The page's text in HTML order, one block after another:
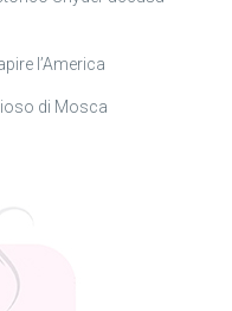
l’America
di Mosca